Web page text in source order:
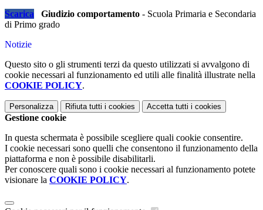
Scarica Giudizio comportamento - Scuola Primaria e Secondaria
di Primo grado
Notizie
Questo sito o gli strumenti terzi da questo utilizzati si avvalgono di
cookie necessari al funzionamento ed utili alle finalità illustrate nella
COOKIE POLICY.
Personalizza Rifiuta tutti i cookies Accetta tutti i cookies
Gestione cookie
In questa schermata è possibile scegliere quali cookie consentire.
I cookie necessari sono quelli che consentono il funzionamento della
piattaforma e non è possibile disabilitarli.
Per conoscere quali sono i cookie necessari al funzionamento potete
visionare la COOKIE POLICY.